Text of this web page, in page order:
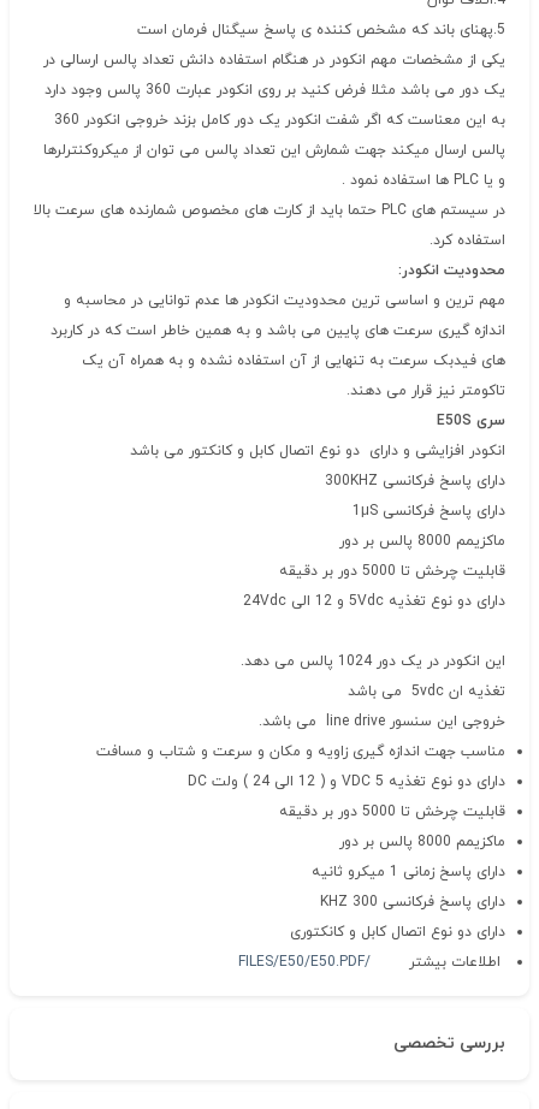
5.پهنای باند که مشخص کننده ی پاسخ سیگنال فرمان است
یکی از مشخصات مهم انکودر در هنگام استفاده دانش تعداد پالس ارسالی در
یک دور می باشد مثلا فرض کنید بر روی انکودر عبارت 360 پالس وجود دارد
به این معناست که اگر شفت انکودر یک دور کامل بزند خروجی انکودر 360
پالس ارسال میکند جهت شمارش این تعداد پالس می توان از میکروکنترلرها
و یا PLC ها استفاده نمود .
در سیستم های PLC حتما باید از کارت های مخصوص شمارنده های سرعت بالا
استفاده کرد.
محدودیت انکودر:
مهم ترین و اساسی ترین محدودیت انکودر ها عدم توانایی در محاسبه و
اندازه گیری سرعت های پایین می باشد و به همین خاطر است که در کاربرد
های فیدبک سرعت به تنهایی از آن استفاده نشده و به همراه آن یک
تاکومتر نیز قرار می دهند.
سری E50S
انکودر افزایشی و دارای دو نوع اتصال کابل و کانکتور می باشد
دارای پاسخ فرکانسی 300KHZ
دارای پاسخ فرکانسی 1μS
ماکزیمم 8000 پالس بر دور
قابلیت چرخش تا 5000 دور بر دقیقه
دارای دو نوع تغذیه 5Vdc و 12 الی 24Vdc
این انکودر در یک دور 1024 پالس می دهد.
تغذیه ان 5vdc می باشد
خروجی این سنسور line drive می باشد.
مناسب جهت اندازه گیری زاویه و مکان و سرعت و شتاب و مسافت
دارای دو نوع تغذیه 5 VDC و ( 12 الی 24 ) ولت DC
قابلیت چرخش تا 5000 دور بر دقیقه
ماکزیمم 8000 پالس بر دور
دارای پاسخ زمانی 1 میکرو ثانیه
دارای پاسخ فرکانسی 300 KHZ
دارای دو نوع اتصال کابل و کانکتوری
اطلاعات بیشتر /FILES/E50/E50.PDF
بررسی تخصصی